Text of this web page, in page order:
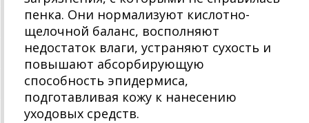
пенка. Они нормализуют кислотно-
щелочной баланс, восполняют
недостаток влаги, устраняют сухость и
повышают абсорбирующую
способность эпидермиса,
подготавливая кожу к нанесению
уходовых средств.